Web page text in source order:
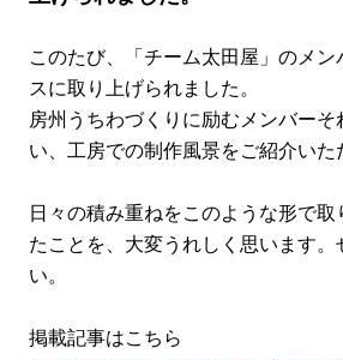
このたび、「チーム太田屋」のメン
スに取り上げられました。
房州うちわづくりに励むメンバーそ
い、工房での制作風景をご紹介いた
日々の積み重ねをこのような形で取
たことを、大変うれしく思います。
い。
掲載記事はこちら